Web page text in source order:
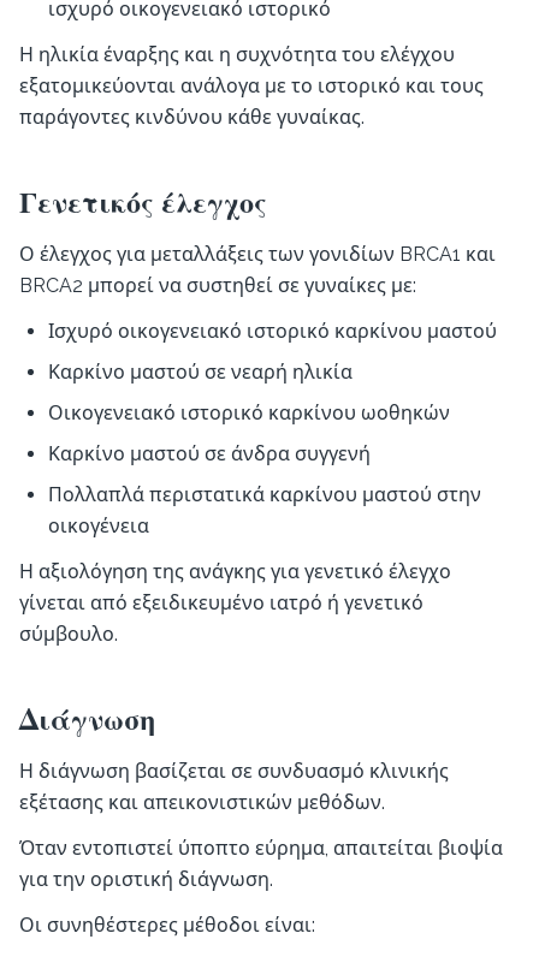
ισχυρό οικογενειακό ιστορικό
Η ηλικία έναρξης και η συχνότητα του ελέγχου
εξατομικεύονται ανάλογα με το ιστορικό και τους
παράγοντες κινδύνου κάθε γυναίκας.
Γενετικός έλεγχος
Ο έλεγχος για μεταλλάξεις των γονιδίων BRCA1 και
BRCA2 μπορεί να συστηθεί σε γυναίκες με:
Ισχυρό οικογενειακό ιστορικό καρκίνου μαστού
Καρκίνο μαστού σε νεαρή ηλικία
Οικογενειακό ιστορικό καρκίνου ωοθηκών
Καρκίνο μαστού σε άνδρα συγγενή
Πολλαπλά περιστατικά καρκίνου μαστού στην
οικογένεια
Η αξιολόγηση της ανάγκης για γενετικό έλεγχο
γίνεται από εξειδικευμένο ιατρό ή γενετικό
σύμβουλο.
Διάγνωση
Η διάγνωση βασίζεται σε συνδυασμό κλινικής
εξέτασης και απεικονιστικών μεθόδων.
Όταν εντοπιστεί ύποπτο εύρημα, απαιτείται βιοψία
για την οριστική διάγνωση.
Οι συνηθέστερες μέθοδοι είναι: